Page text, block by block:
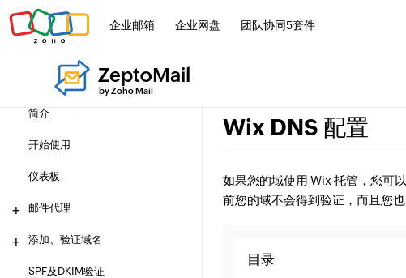
企业邮箱 企业网盘 团队协同5套件
ZeptoMail
by Zoho Mail
简介
开始使用
仪表板
邮件代理
添加、验证域名
SPF及DKIM验证
Wix DNS 配置
如果您的域使用 Wix 托管，您可
前您的域不会得到验证，而且您
目录